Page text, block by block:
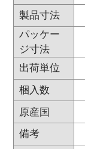
製品寸法
パッケー
ジ寸法
出荷単位
梱入数
原産国
備考